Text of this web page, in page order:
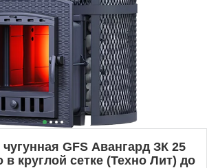
GFS Авангард ЗК 25
в круглой сетке (Техно Лит) до